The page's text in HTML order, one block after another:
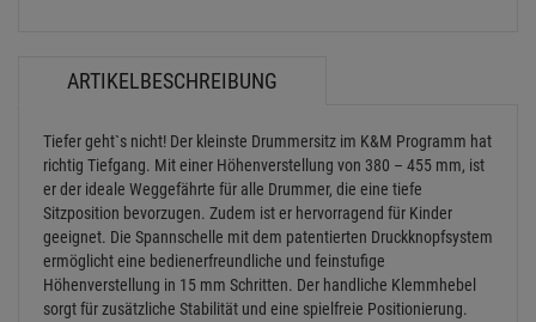
ARTIKELBESCHREIBUNG
Tiefer geht`s nicht! Der kleinste Drummersitz im K&M Programm hat
richtig Tiefgang. Mit einer Höhenverstellung von 380 – 455 mm, ist
er der ideale Weggefährte für alle Drummer, die eine tiefe
Sitzposition bevorzugen. Zudem ist er hervorragend für Kinder
geeignet. Die Spannschelle mit dem patentierten Druckknopfsystem
ermöglicht eine bedienerfreundliche und feinstufige
Höhenverstellung in 15 mm Schritten. Der handliche Klemmhebel
sorgt für zusätzliche Stabilität und eine spielfreie Positionierung.